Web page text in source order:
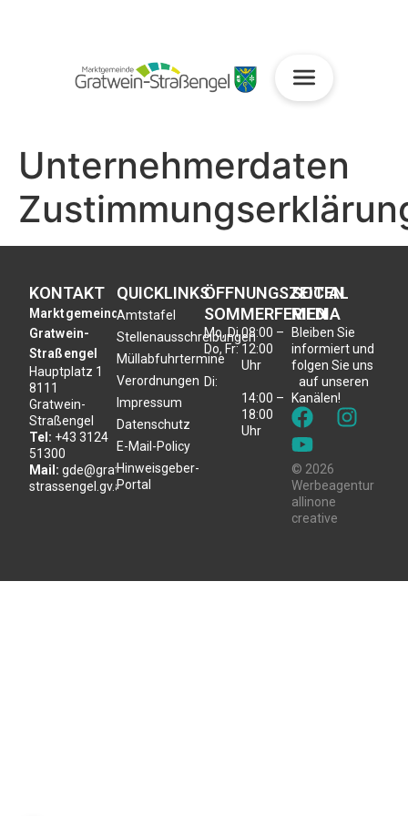
Unternehmerdaten
KONTAKT
Marktgemeinde
Gratwein-
Straßengel
Hauptplatz 1
8111
Gratwein-
Straßengel
Tel: +43 3124
51300
Mail: gde@gratwein-
strassengel.gv.at
QUICKLINKS
Amtstafel
Stellenausschreibungen
Müllabfuhrtermine
Verordnungen
Impressum
Datenschutz
E-Mail-Policy
Hinweisgeber-
Portal
ÖFFNUNGSZEITEN
SOMMERFERIEN
Mo, Di,
Do, Fr:
Di:
08:00 –
12:00
Uhr
14:00 –
18:00
Uhr
SOCIAL
MEDIA
Bleiben Sie
informiert und
folgen Sie uns
auf unseren
Kanälen!
© 2026
Werbeagentur
allinone
creative